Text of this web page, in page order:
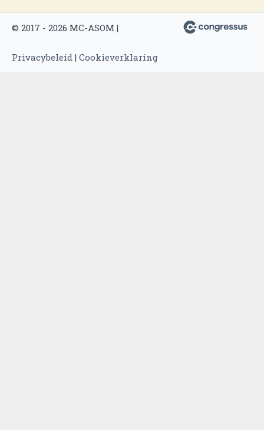
© 2017 - 2026 MC-ASOM |
Privacybeleid | Cookieverklaring